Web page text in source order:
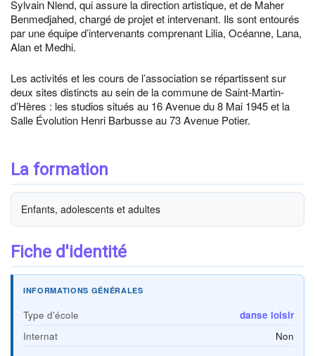
Sylvain Nlend, qui assure la direction artistique, et de Maher
Benmedjahed, chargé de projet et intervenant. Ils sont entourés
par une équipe d’intervenants comprenant Lilia, Océanne, Lana,
Alan et Medhi.
Les activités et les cours de l’association se répartissent sur
deux sites distincts au sein de la commune de Saint-Martin-
d’Hères : les studios situés au 16 Avenue du 8 Mai 1945 et la
Salle Évolution Henri Barbusse au 73 Avenue Potier.
La formation
Enfants, adolescents et adultes
Fiche d'identité
INFORMATIONS GÉNÉRALES
Type d'école
danse loisir
Internat
Non